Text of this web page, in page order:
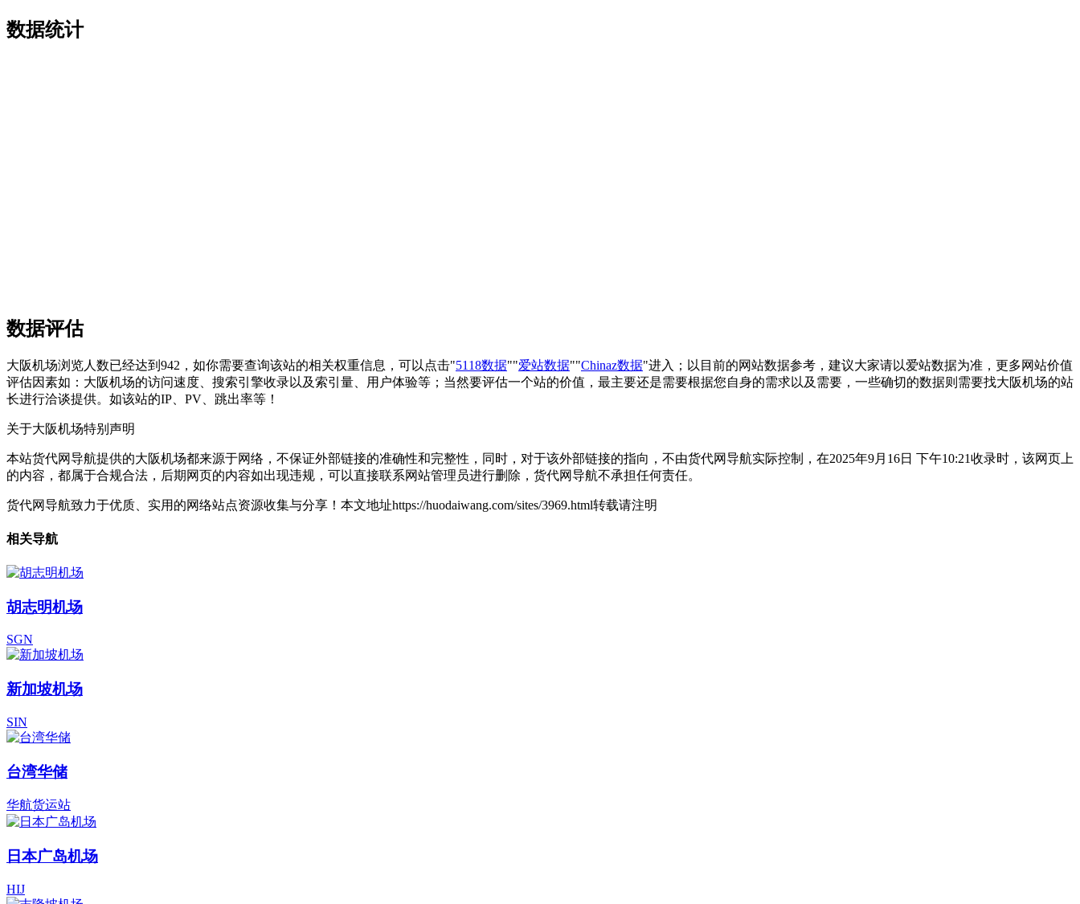
数据统计
数据评估
大阪机场浏览人数已经达到942，如你需要查询该站的相关权重信息，可以点击"5118数据""爱站数据""Chinaz数据"进入；以目前的网站数据参考，建议大家请以爱站数据为准，更多网站价值
评估因素如：大阪机场的访问速度、搜索引擎收录以及索引量、用户体验等；当然要评估一个站的价值，最主要还是需要根据您自身的需求以及需要，一些确切的数据则需要找大阪机场的站
长进行洽谈提供。如该站的IP、PV、跳出率等！
关于大阪机场特别声明
本站货代网导航提供的大阪机场都来源于网络，不保证外部链接的准确性和完整性，同时，对于该外部链接的指向，不由货代网导航实际控制，在2025年9月16日 下午10:21收录时，该网页上
的内容，都属于合规合法，后期网页的内容如出现违规，可以直接联系网站管理员进行删除，货代网导航不承担任何责任。
货代网导航致力于优质、实用的网络站点资源收集与分享！ 本文地址https://huodaiwang.com/sites/3969.html转载请注明
相关导航
胡志明机场
SGN
新加坡机场
SIN
台湾华储
华航货运站
日本广岛机场
HIJ